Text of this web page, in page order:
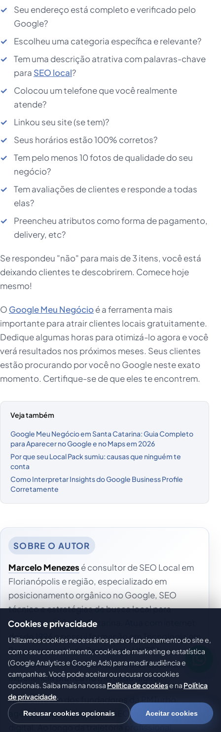
Seu endereço está completo e verificado pelo
Google?
Escolheu uma categoria específica e relevante?
Tem uma descrição atrativa com palavras-chave
para SEO local?
Colocou um telefone que você realmente
atende?
Linkou seu site (se tem)?
Seus horários estão 100% corretos?
Tem pelo menos 10 fotos de qualidade do seu
negócio?
Tem avaliações de clientes e responde a todas
elas?
Preencheu atributos como forma de pagamento,
delivery, etc?
Se respondeu "não" para mais de 3 itens, você está
deixando clientes te descobrirem. Comece hoje
mesmo!
O Google Meu Negócioé a ferramenta mais
importante para atrair clientes locais gratuitamente.
Dedique algumas horas para otimizá-lo agora e você
verá resultados nos próximos meses. Seus clientes
estão procurando por você no Google neste exato
momento. Certifique-se de que eles te encontrem.
Veja também
Google Meu Negócio em Santa Catarina: Guia Completo
para Aparecer no Google e no Maps em 2026
Por que seu Local Pack sumiu: causas que ninguém te
conta
Como Interpretar Insights do Google Business Profile
Corretamente
Marcelo Menezesé consultor de SEO Local em
Florianópolis e região, especializado em
posicionamento orgânico no Google, SEO
técnico e estratégias de busca local para
empresas de Santa Catarina. Atua com internet
desde 1996 e possui formação em Tecnologia em
Processamento de Dados pela UNESA,
concluída em 1998, acumulando décadas de
experiência prática no mercado digital.
Também é um dos fundadores da PMTurbo,
agência especializada em SEO e presença
digital. Ao longo da trajetória profissional,
Cookies e privacidade
Utilizamos cookies necessários para o funcionamento do site e,
com o seu consentimento, cookies de marketing e estatística
(Google Analytics e Google Ads) para medir audiência e
campanhas. Você pode aceitar ou recusar os cookies
opcionais. Saiba mais na nossa Política de cookiese na Política
de privacidade.
Recusar cookies opcionais Aceitar cookies